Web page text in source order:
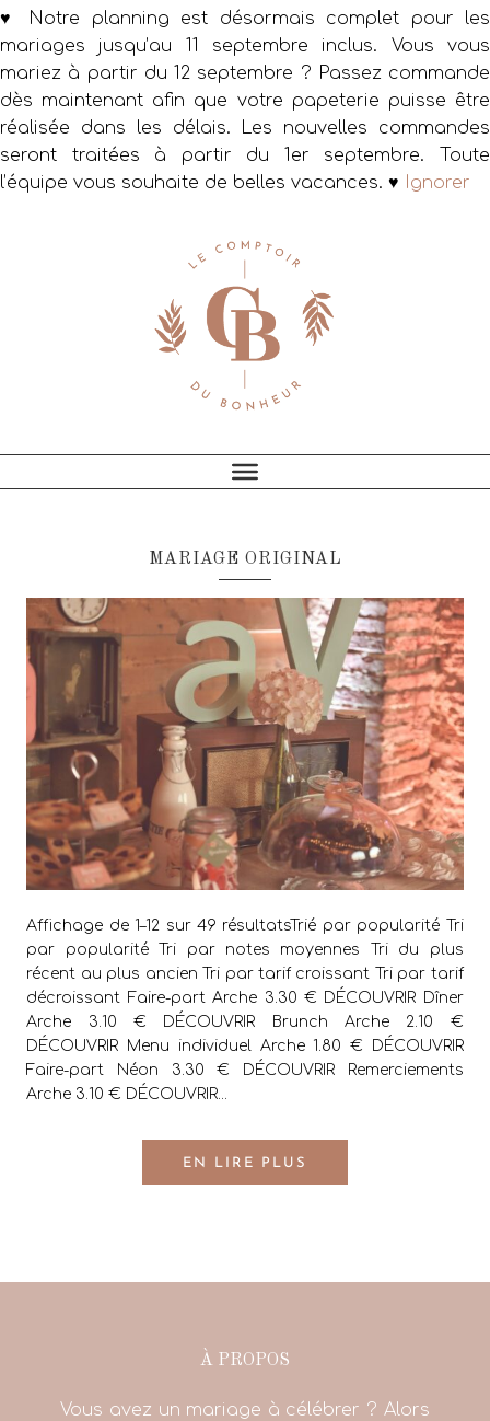
♥ Notre planning est désormais complet pour les
mariages jusqu’au 11 septembre inclus. Vous vous
mariez à partir du 12 septembre ? Passez commande
dès maintenant afin que votre papeterie puisse être
réalisée dans les délais. Les nouvelles commandes
seront traitées à partir du 1er septembre. Toute
l’équipe vous souhaite de belles vacances. ♥
Ignorer
MARIAGE ORIGINAL
Affichage de 1–12 sur 49 résultatsTrié par popularité Tri
par popularité Tri par notes moyennes Tri du plus
récent au plus ancien Tri par tarif croissant Tri par tarif
décroissant Faire-part Arche 3.30 € DÉCOUVRIR Dîner
Arche 3.10 € DÉCOUVRIR Brunch Arche 2.10 €
DÉCOUVRIR Menu individuel Arche 1.80 € DÉCOUVRIR
Faire-part Néon 3.30 € DÉCOUVRIR Remerciements
Arche 3.10 € DÉCOUVRIR...
EN LIRE PLUS
À PROPOS
Vous avez un mariage à célébrer ? Alors